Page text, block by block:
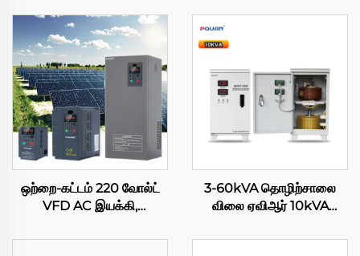
ஒற்றை-கட்டம் 220 வோல்ட்
VFD AC இயக்கி,
கட்டுப்பாட்டி, சூரிய எரிசக்தி
3-60kVA தொழிற்சாலை
விலை ஏவிஆர் 10kVA
மின்னழுத்த ஸ்டேபிலைசர்